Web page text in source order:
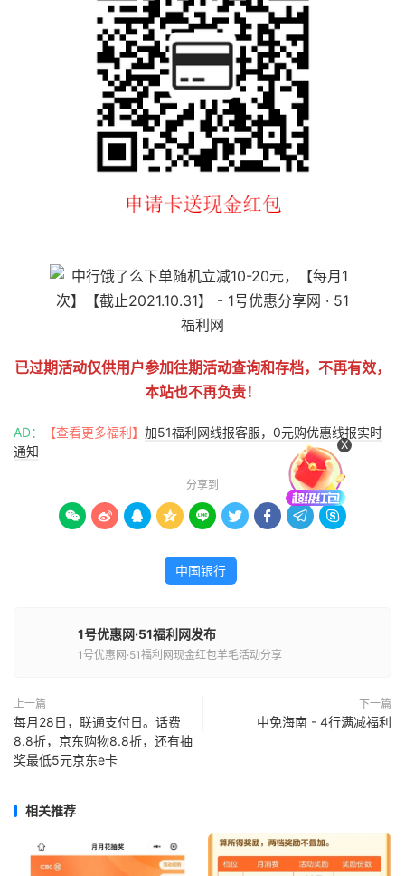
已过期活动仅供用户参加往期活动查询和存档，不再有效，
本站也不再负责！
AD： 【查看更多福利】 加51福利网线报客服，0元购优惠线报实时
通知
分享到
        
中国银行
1号优惠网·51福利网发布
1号优惠网·51福利网现金红包羊毛活动分享
上一篇
每月28日，联通支付日。话费
8.8折，京东购物8.8折，还有抽
奖最低5元京东e卡
下一篇
中免海南 - 4行满减福利
相关推荐
X